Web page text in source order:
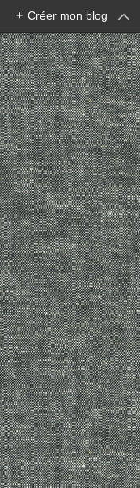
+ Créer mon blog